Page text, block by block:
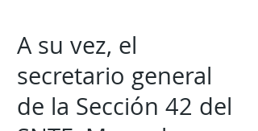
A su vez, el
secretario general
de la Sección 42 del